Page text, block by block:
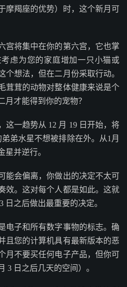
摩羯座的优势）时，这个新月可
宫将集中在你的第六宫，它也掌
虑为您的家庭增加一只小猫或
个想法，但在二月份采取行动。
茸茸的动物对整体健康来说是个
月才能得到你的宠物？
这一趋势从 12 月 19 日开始，将
弟水星不想被排除在外。从1月
星并逆行。
能会偏离，你做出的决定不太可
效。这对每个人都是如此。这就
日之后做出最重要的决定。
电子和所有数字事物的标志。确
且您的计算机具有最新版本的恶
月不要买任何电子产品，但你可
3 日之后几天的空间）。